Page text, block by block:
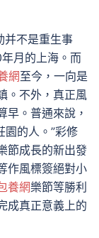
并不是重生事
月的上海。而
網至今，一向是
。不外，真正風
早。普通來說，
園的人。”彩修
節成長的新出發
作風標簽絕對小
養網樂節等勝利
成真正意義上的